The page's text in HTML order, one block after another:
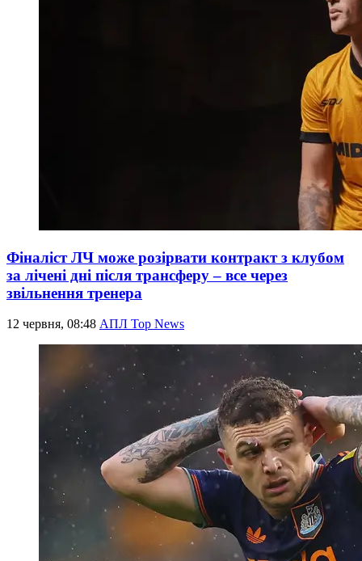
Фіналіст ЛЧ може розірвати контракт з клубом
за лічені дні після трансферу – все через
звільнення тренера
12 червня, 08:48 АПЛ Top News